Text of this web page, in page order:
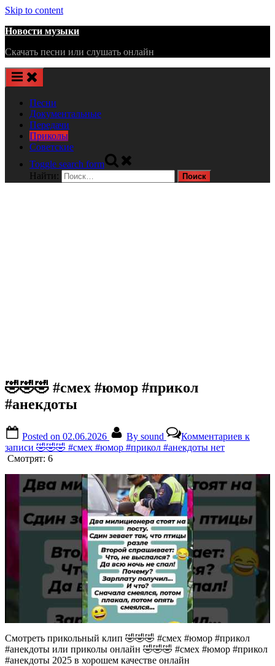
Skip to content
Новости музыки
Скачать песни или слушать онлайн
Песни
Документальные
Передачи
Приколы
Советские
Toggle search form
Найти:
🤣🤣🤣 #смех #юмор #прикол
#анекдоты
Posted on 02.06.2026 By sound Комментариев к
записи 🤣🤣🤣 #смех #юмор #прикол #анекдоты нет
Смотрят: 6
Смотреть прикольный клип 🤣🤣🤣 #смех #юмор #прикол
#анекдоты или приколы онлайн 🤣🤣🤣 #смех #юмор #прикол
#анекдоты 2025 в хорошем качестве онлайн